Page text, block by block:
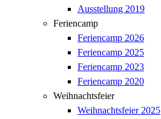
Ausstellung 2019
Feriencamp
Feriencamp 2026
Feriencamp 2025
Feriencamp 2023
Feriencamp 2020
Weihnachtsfeier
Weihnachtsfeier 2025